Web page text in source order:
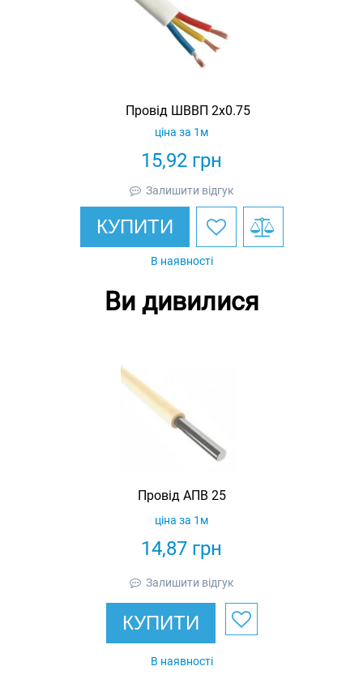
Провід ШВВП 2х0.75
15,92 грн
ціна за 1м
Залишити відгук
КУПИТИ
В наявності
Ви дивилися
Провід АПВ 25
14,87 грн
ціна за 1м
Залишити відгук
КУПИТИ
В наявності